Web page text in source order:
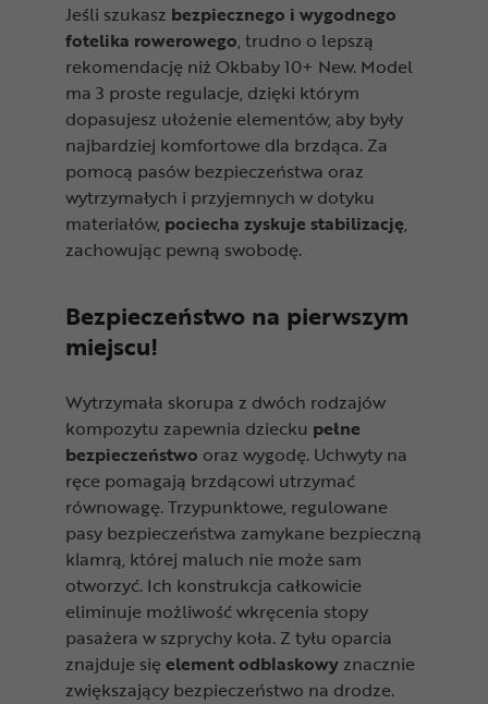
Jeśli szukasz bezpiecznego i wygodnego
fotelika rowerowego, trudno o lepszą
rekomendację niż Okbaby 10+ New. Model
ma 3 proste regulacje, dzięki którym
dopasujesz ułożenie elementów, aby były
najbardziej komfortowe dla brzdąca. Za
pomocą pasów bezpieczeństwa oraz
wytrzymałych i przyjemnych w dotyku
materiałów, pociecha zyskuje stabilizację,
zachowując pewną swobodę.
Bezpieczeństwo na pierwszym
miejscu!
Wytrzymała skorupa z dwóch rodzajów
kompozytu zapewnia dziecku pełne
bezpieczeństwo oraz wygodę. Uchwyty na
ręce pomagają brzdącowi utrzymać
równowagę. Trzypunktowe, regulowane
pasy bezpieczeństwa zamykane bezpieczną
klamrą, której maluch nie może sam
otworzyć. Ich konstrukcja całkowicie
eliminuje możliwość wkręcenia stopy
pasażera w szprychy koła. Z tyłu oparcia
znajduje się element odblaskowy znacznie
zwiększający bezpieczeństwo na drodze.